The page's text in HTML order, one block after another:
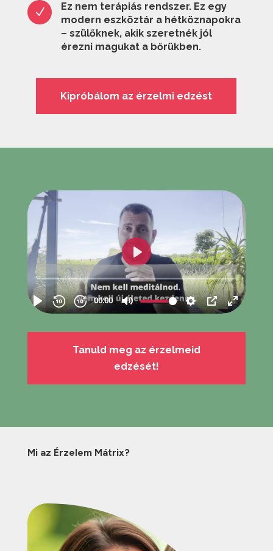
N
Ez nem terápiás rendszer. Ez egy
modern eszköztár a hétköznapokra
– szülőknek, akik szeretnék jól
érezni magukat a bőrükben.
Kipróbálom az érzelmi edzést
Tanuld meg az érzelmeid
edzését!
Mi az Érzelem Mátrix?